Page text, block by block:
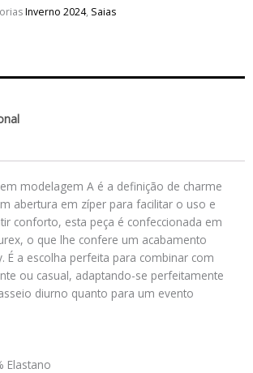
Inverno 2024, Saias
modelagem A é a definição de charme
abertura em zíper para facilitar o uso e
conforto, esta peça é confeccionada em
o que lhe confere um acabamento
É a escolha perfeita para combinar com
ou casual, adaptando-se perfeitamente
diurno quanto para um evento
Elastano